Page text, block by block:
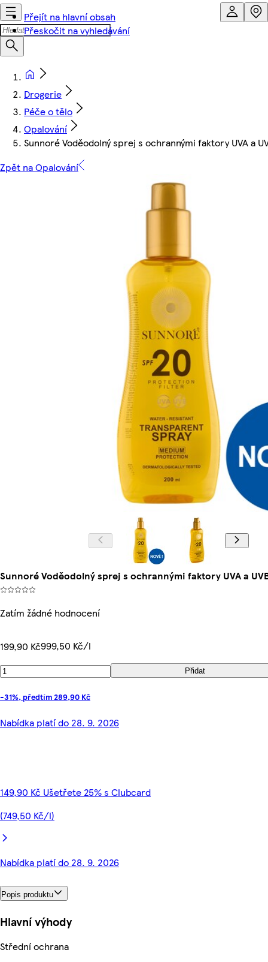
Přejít na hlavní obsah
Přeskočit na vyhledávání
Drogerie
Péče o tělo
Opalování
Sunnoré Voděodolný sprej s ochrannými faktory UVA a
Zpět na Opalování
Sunnoré Voděodolný sprej s ochrannými faktory UVA a
Zatím žádné hodnocení
199,90 Kč999,50 Kč/l
Přidat
-31%, předtím 289,90 Kč
Nabídka platí do 28. 9. 2026
149,90 Kč Ušetřete 25% s Clubcard
(749,50 Kč/l)
Nabídka platí do 28. 9. 2026
Popis produktu
Hlavní výhody
Střední ochrana